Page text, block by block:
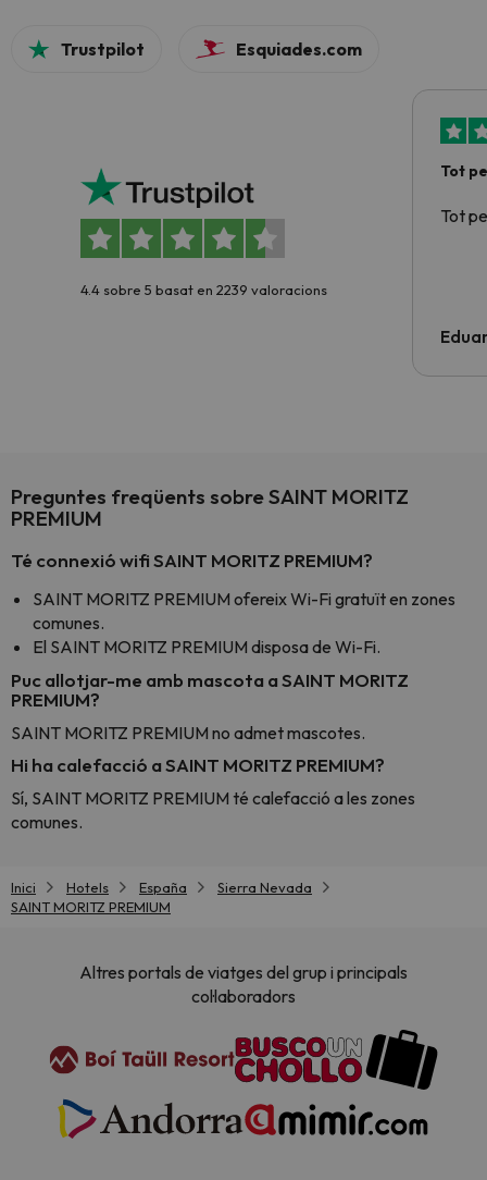
Trustpilot Esquiades.com
4.4 sobre 5 basat en 2239 valoracions
Tot
Tot
Preguntes freqüents sobre SAINT MORITZ
PREMIUM
Té connexió wifi SAINT MORITZ PREMIUM?
SAINT MORITZ PREMIUM ofereix Wi-Fi gratuït en zones
comunes.
El SAINT MORITZ PREMIUM disposa de Wi-Fi.
Puc allotjar-me amb mascota a SAINT MORITZ
PREMIUM?
SAINT MORITZ PREMIUM no admet mascotes.
Hi ha calefacció a SAINT MORITZ PREMIUM?
Sí, SAINT MORITZ PREMIUM té calefacció a les zones
comunes.
Inici Hotels España
Sierra Nevada
SAINT MORITZ PREMIUM
Altres portals de viatges del grup i principals
col·laboradors